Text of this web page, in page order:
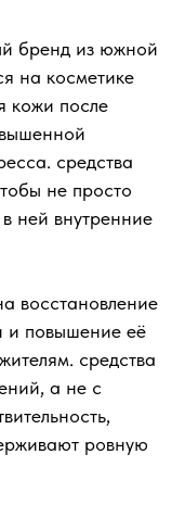
бренд из южной
на косметике
кожи после
средства
не просто
ней внутренние
восстановление
и повышение её
средства
а не с
ровную